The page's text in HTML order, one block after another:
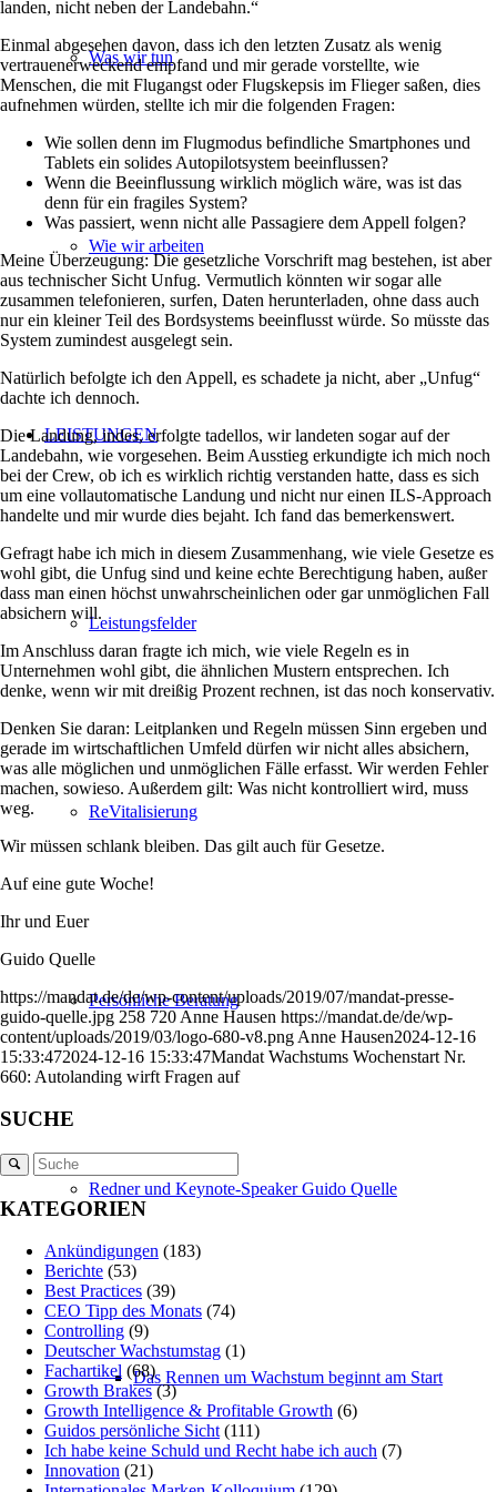
Was wir tun
Wie wir arbeiten
LEISTUNGEN
Leistungsfelder
ReVitalisierung
Persönliche Beratung
Redner und Keynote-Speaker Guido Quelle
Das Rennen um Wachstum beginnt am Start
landen, nicht neben der Landebahn.“
Einmal abgesehen davon, dass ich den letzten Zusatz als wenig
vertrauenerweckend empfand und mir gerade vorstellte, wie
Menschen, die mit Flugangst oder Flugskepsis im Flieger saßen, dies
aufnehmen würden, stellte ich mir die folgenden Fragen:
Wie sollen denn im Flugmodus befindliche Smartphones und
Tablets ein solides Autopilotsystem beeinflussen?
Wenn die Beeinflussung wirklich möglich wäre, was ist das
denn für ein fragiles System?
Was passiert, wenn nicht alle Passagiere dem Appell folgen?
Meine Überzeugung: Die gesetzliche Vorschrift mag bestehen, ist aber
aus technischer Sicht Unfug. Vermutlich könnten wir sogar alle
zusammen telefonieren, surfen, Daten herunterladen, ohne dass auch
nur ein kleiner Teil des Bordsystems beeinflusst würde. So müsste das
System zumindest ausgelegt sein.
Natürlich befolgte ich den Appell, es schadete ja nicht, aber „Unfug“
dachte ich dennoch.
Die Landung, indes, erfolgte tadellos, wir landeten sogar auf der
Landebahn, wie vorgesehen. Beim Ausstieg erkundigte ich mich noch
bei der Crew, ob ich es wirklich richtig verstanden hatte, dass es sich
um eine vollautomatische Landung und nicht nur einen ILS-Approach
handelte und mir wurde dies bejaht. Ich fand das bemerkenswert.
Gefragt habe ich mich in diesem Zusammenhang, wie viele Gesetze es
wohl gibt, die Unfug sind und keine echte Berechtigung haben, außer
dass man einen höchst unwahrscheinlichen oder gar unmöglichen Fall
absichern will.
Im Anschluss daran fragte ich mich, wie viele Regeln es in
Unternehmen wohl gibt, die ähnlichen Mustern entsprechen. Ich
denke, wenn wir mit dreißig Prozent rechnen, ist das noch konservativ.
Denken Sie daran: Leitplanken und Regeln müssen Sinn ergeben und
gerade im wirtschaftlichen Umfeld dürfen wir nicht alles absichern,
was alle möglichen und unmöglichen Fälle erfasst. Wir werden Fehler
machen, sowieso. Außerdem gilt: Was nicht kontrolliert wird, muss
weg.
Wir müssen schlank bleiben. Das gilt auch für Gesetze.
Auf eine gute Woche!
Ihr und Euer
Guido Quelle
https://mandat.de/de/wp-content/uploads/2019/07/mandat-presse-
guido-quelle.jpg 258 720 Anne Hausen https://mandat.de/de/wp-
content/uploads/2019/03/logo-680-v8.png Anne Hausen2024-12-16
15:33:472024-12-16 15:33:47Mandat Wachstums Wochenstart Nr.
660: Autolanding wirft Fragen auf
SUCHE
KATEGORIEN
Ankündigungen (183)
Berichte (53)
Best Practices (39)
CEO Tipp des Monats (74)
Controlling (9)
Deutscher Wachstumstag (1)
Fachartikel (68)
Growth Brakes(3)
Growth Intelligence & Profitable Growth (6)
Guidos persönliche Sicht(111)
Ich habe keine Schuld und Recht habe ich auch (7)
Innovation (21)